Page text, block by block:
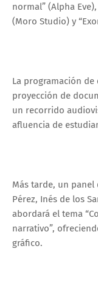
normal” (Alpha
(Moro Studio) y
La programación
proyección de
un recorrido
afluencia de
Más tarde, un panel
Pérez, Inés de los
abordará el tema
narrativo”,
gráfico.